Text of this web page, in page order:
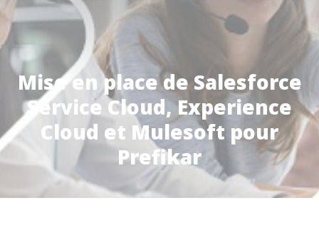
Mise en place de Salesforce
Service Cloud, Experience
Cloud et Mulesoft pour
Prefikar